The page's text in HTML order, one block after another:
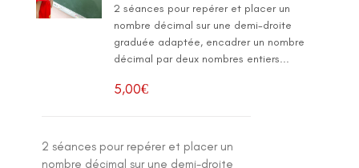
2 séances pour repérer et placer un
nombre décimal sur une demi-droite
graduée adaptée, encadrer un nombre
décimal par deux nombres entiers...
5,00€
2 séances pour repérer et placer un
nombre décimal sur une demi-droite